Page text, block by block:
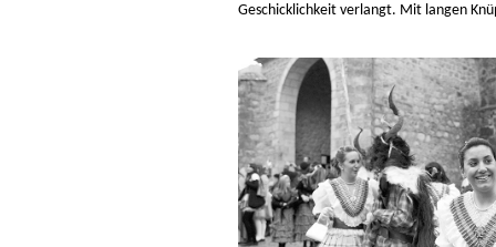
Geschicklichkeit verlangt. Mit langen